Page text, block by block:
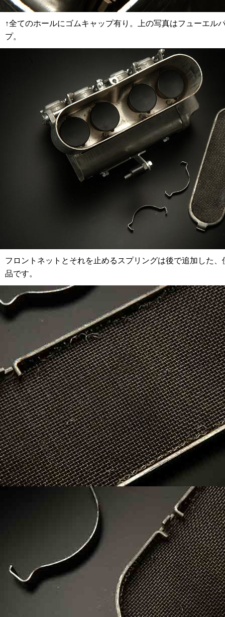
↑全てのホールにゴムキャップ有り。上の写真はフューエル
プ。
フロントネットとそれを止めるスプリングは後で追加した
品です。